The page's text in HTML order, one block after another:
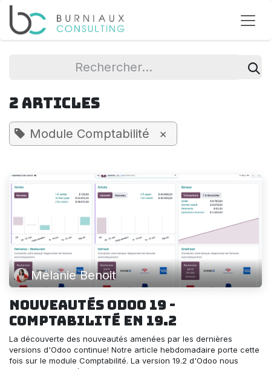
Se rendre au contenu
2 Articles
Module Comptabilité ×
Mélanie Benoit
Nouveautés Odoo 19 -
Comptabilité en 19.2
La découverte des nouveautés amenées par les dernières
versions d'Odoo continue! Notre article hebdomadaire porte cette
fois sur le module Comptabilité. La version 19.2 d'Odoo nous